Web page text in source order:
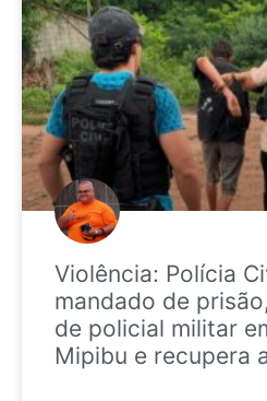
Violência: Polícia
mandado de
de policial militar
Mipibu e recupera